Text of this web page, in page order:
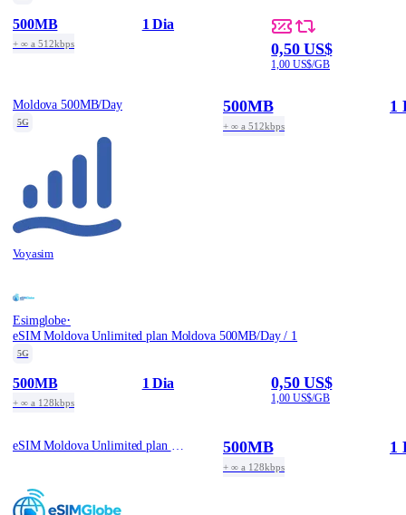
500MB
+ ∞ a 512kbps
1 Dia
0,50 US$
1,00 US$/GB
Moldova 500MB/Day
5G
Voyasim
500MB
+ ∞ a 512kbps
1
Esimglobe·
eSIM Moldova Unlimited plan Moldova 500MB/Day / 1
5G
500MB
+ ∞ a 128kbps
1 Dia 0,50 US$
1,00 US$/GB
500MB
+ ∞ a 128kbps
1